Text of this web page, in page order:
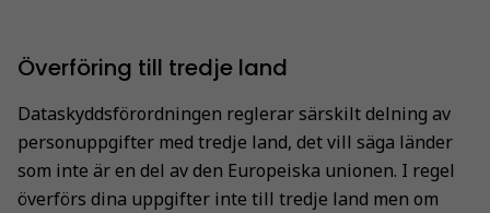
Överföring till tredje land
Dataskyddsförordningen reglerar särskilt delning av
personuppgifter med tredje land, det vill säga länder
som inte är en del av den Europeiska unionen. I regel
överförs dina uppgifter inte till tredje land men om